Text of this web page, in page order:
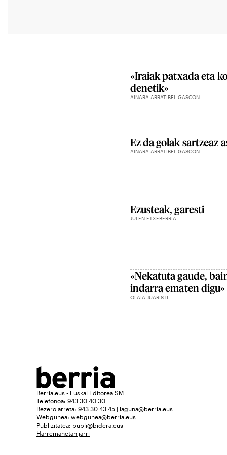
«Iraiak patxada eta
denetik»
AINARA ARRATIBEL GASCON
Ez da golak sartzeaz
AINARA ARRATIBEL GASCON
Ezusteak, garesti
JULEN ETXEBERRIA
«Nekatuta gaude,
indarra ematen digu»
OLAIA JUARISTI
Berria.eus - Euskal Editorea SM
Telefonoa: 943 30 40 30
Bezero arreta: 943 30 43 45 | laguna@berria.eus
Webgunea: webgunea@berria.eus
Publizitatea: publi@bidera.eus
Harremanetan jarri